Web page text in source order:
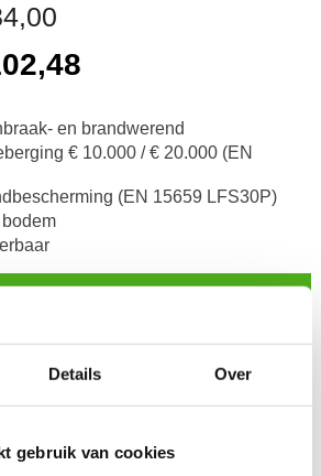
Details Over
gebruik van cookies
en brandwerend
€ 10.000 / € 20.000 (EN
(EN 15659 LFS30P)
voor
aan het totaalbedrag